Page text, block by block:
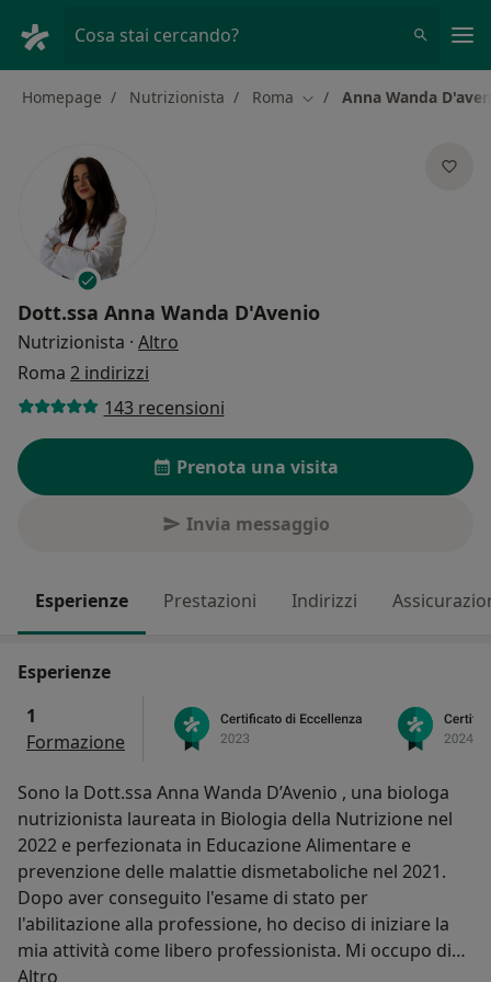
Cosa stai cercando?
Homepage Nutrizionista Roma Cambia città
Anna Wanda
Dott.ssa Anna Wanda D'Avenio
Nutrizionista · Altro
Roma 2 indirizzi
143 recensioni
Prenota una visita
Invia messaggio
Esperienze Prestazioni Indirizzi
Esperienze
1
Formazione
Sono la Dott.ssa Anna Wanda D’Avenio , una biologa
nutrizionista laureata in Biologia della Nutrizione nel
2022 e perfezionata in Educazione Alimentare e
prevenzione delle malattie dismetaboliche nel 2021.
Dopo aver conseguito l'esame di stato per
l'abilitazione alla professione, ho deciso di iniziare la
mia attività come libero professionista. Mi occupo di
svolgere consulenze nutrizionali al termine delle quali
Altro